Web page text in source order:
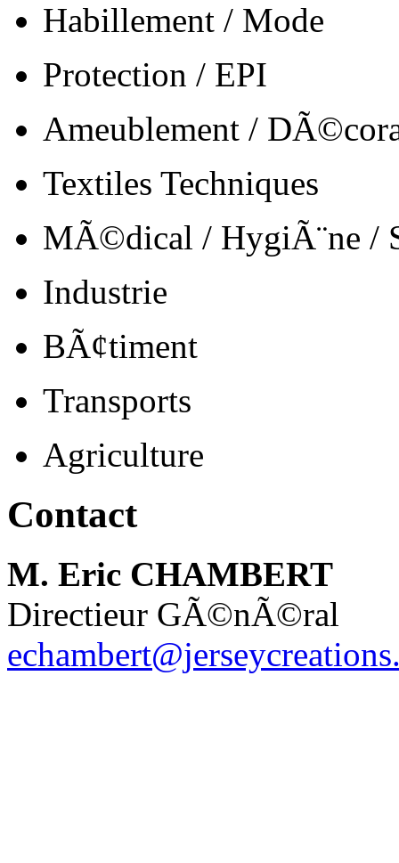
Habillement / Mode
Protection / EPI
Ameublement /
Textiles Techniques
MÃ©dical / HygiÃ¨ne /
Industrie
BÃ¢timent
Transports
Agriculture
Contact
M. Eric CHAMBERT
Directieur GÃ©nÃ©ral